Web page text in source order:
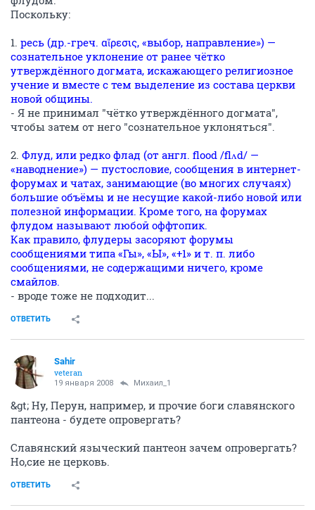
Поскольку:
1. ресь (др.-греч. αἵρεσις, «выбор, направление») —
сознательное уклонение от ранее чётко
утверждённого догмата, искажающего религиозное
учение и вместе с тем выделение из состава церкви
новой общины.
- Я не принимал "чётко утверждённого догмата",
чтобы затем от него "сознательное уклоняться".
2. Флуд, или редко флад (от англ. flood /flʌd/ —
«наводнение») — пустословие, сообщения в интернет-
форумах и чатах, занимающие (во многих случаях)
большие объёмы и не несущие какой-либо новой или
полезной информации. Кроме того, на форумах
флудом называют любой оффтопик.
Как правило, флудеры засоряют форумы
сообщениями типа «Гы», «Ы», «+1» и т. п. либо
сообщениями, не содержащими ничего, кроме
смайлов.
- вроде тоже не подходит...
ОТВЕТИТЬ
Sahir
veteran
19 января 2008 Михаил_1
&gt; Ну, Перун, например, и прочие боги славянского
пантеона - будете опровергать?
Славянский языческий пантеон зачем опровергать?
Но,сие не церковь.
ОТВЕТИТЬ